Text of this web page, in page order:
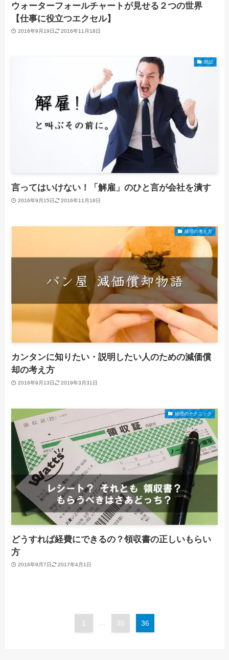
ウォーターフォールチャートが見せる２つの世界
【仕事に役立つエクセル】
2016年9月19日 2016年11月18日
雑記
言ってはいけない！「解雇」のひと言が会社を潰す
2016年9月15日 2016年11月18日
経理の考え方
カンタンに知りたい・説明したい人のための減価償
却の考え方
2016年9月13日 2019年3月31日
経理のテクニック
どうすれば経費にできるの？領収書の正しいもらい
方
2016年9月7日 2017年4月1日
1 35 36